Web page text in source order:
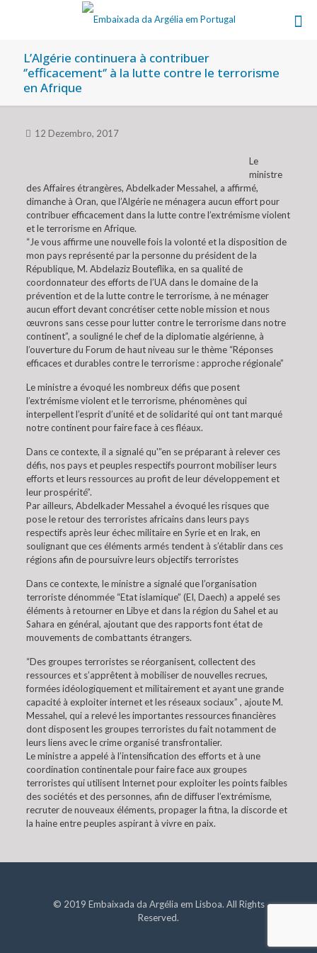
L’Algérie continuera à contribuer
‘’efficacement‘’ à la lutte contre le terrorisme
en Afrique
12 Dezembro, 2017
Le
ministre
des Affaires étrangères, Abdelkader Messahel, a affirmé,
dimanche à Oran, que l’Algérie ne ménagera aucun effort pour
contribuer efficacement dans la lutte contre l’extrémisme violent
et le terrorisme en Afrique.
“Je vous affirme une nouvelle fois la volonté et la disposition de
mon pays représenté par la personne du président de la
République, M. Abdelaziz Bouteflika, en sa qualité de
coordonnateur des efforts de l’UA dans le domaine de la
prévention et de la lutte contre le terrorisme, à ne ménager
aucun effort devant concrétiser cette noble mission et nous
œuvrons sans cesse pour lutter contre le terrorisme dans notre
continent”, a souligné le chef de la diplomatie algérienne, à
l’ouverture du Forum de haut niveau sur le thème “Réponses
efficaces et durables contre le terrorisme : approche régionale”
Le ministre a évoqué les nombreux défis que posent
l’extrémisme violent et le terrorisme, phénomènes qui
interpellent l’esprit d’unité et de solidarité qui ont tant marqué
notre continent pour faire face à ces fléaux.
Dans ce contexte, il a signalé qu'”en se préparant à relever ces
défis, nos pays et peuples respectifs pourront mobiliser leurs
efforts et leurs ressources au profit de leur développement et
leur prospérité”.
Par ailleurs, Abdelkader Messahel a évoqué les risques que
pose le retour des terroristes africains dans leurs pays
respectifs après leur échec militaire en Syrie et en Irak, en
soulignant que ces éléments armés tendent à s’établir dans ces
régions afin de poursuivre leurs objectifs terroristes
Dans ce contexte, le ministre a signalé que l’organisation
terroriste dénommée “Etat islamique” (EI, Daech) a appelé ses
éléments à retourner en Libye et dans la région du Sahel et au
Sahara en général, ajoutant que des rapports font état de
mouvements de combattants étrangers.
“Des groupes terroristes se réorganisent, collectent des
ressources et s’apprêtent à mobiliser de nouvelles recrues,
formées idéologiquement et militairement et ayant une grande
capacité à exploiter internet et les réseaux sociaux” , ajoute M.
Messahel, qui a relevé les importantes ressources financières
dont disposent les groupes terroristes du fait notamment de
leurs liens avec le crime organisé transfrontalier.
Le ministre a appelé à l’intensification des efforts et à une
coordination continentale pour faire face aux groupes
terroristes qui utilisent Internet pour exploiter les points faibles
des sociétés et des personnes, afin de diffuser l’extrémisme,
recruter de nouveaux éléments, propager la fitna, la discorde et
la haine entre peuples aspirant à vivre en paix.
© 2019 Embaixada da Argélia em Lisboa. All Rights
Reserved.